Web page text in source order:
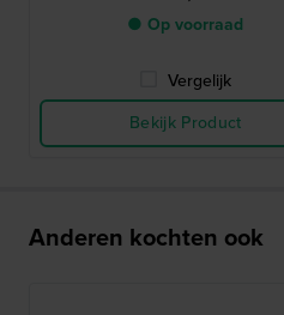
● Op voorraad
Vergelijk
Bekijk Product
Anderen kochten ook